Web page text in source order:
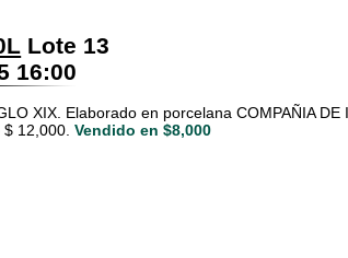
Lote 13
16:00
XIX. Elaborado en porcelana COMPAÑIA DE
12,000. Vendido en $8,000